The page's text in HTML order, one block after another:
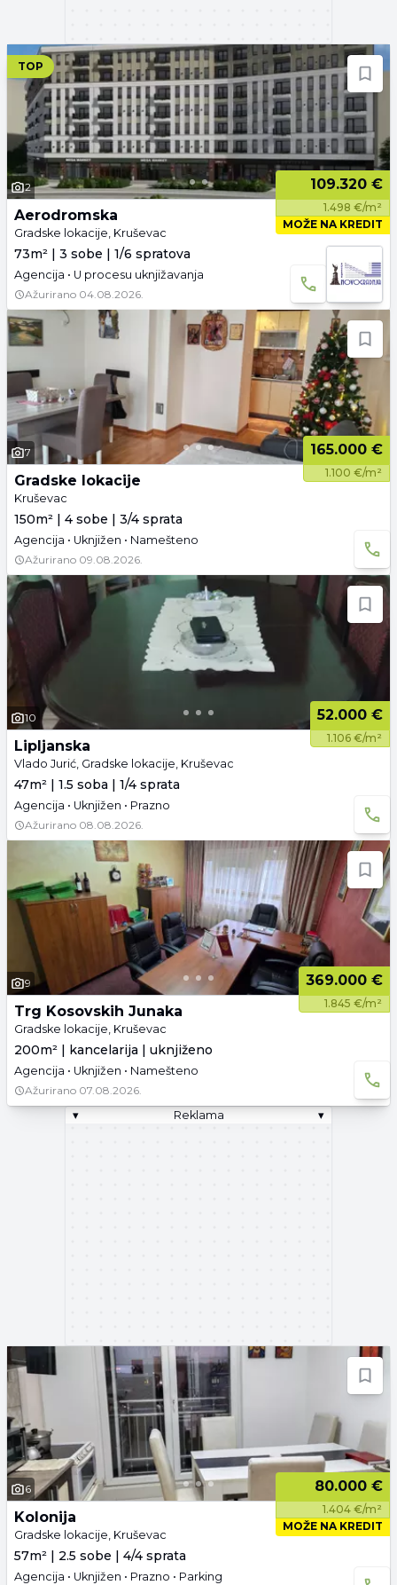
TOP
2 109.320 €
1.498 €/m²
MOŽE NA KREDIT
Aerodromska
Gradske lokacije, Kruševac
73m² | 3 sobe | 1/6 spratova
Agencija • U procesu uknjižavanja
Ažurirano 04.08.2026.
7 165.000 €
1.100 €/m²
Gradske lokacije
Kruševac
150m² | 4 sobe | 3/4 sprata
Agencija • Uknjižen • Namešteno
Ažurirano 09.08.2026.
10 52.000 €
1.106 €/m²
Lipljanska
Vlado Jurić, Gradske lokacije, Kruševac
47m² | 1.5 soba | 1/4 sprata
Agencija • Uknjižen • Prazno
Ažurirano 08.08.2026.
9 369.000 €
1.845 €/m²
Trg Kosovskih Junaka
Gradske lokacije, Kruševac
200m² | kancelarija | uknjiženo
Agencija • Uknjižen • Namešteno
Ažurirano 07.08.2026.
▾
Reklama ▾
6 80.000 €
1.404 €/m²
MOŽE NA KREDIT
Kolonija
Gradske lokacije, Kruševac
57m² | 2.5 sobe | 4/4 sprata
Agencija • Uknjižen • Prazno • Parking